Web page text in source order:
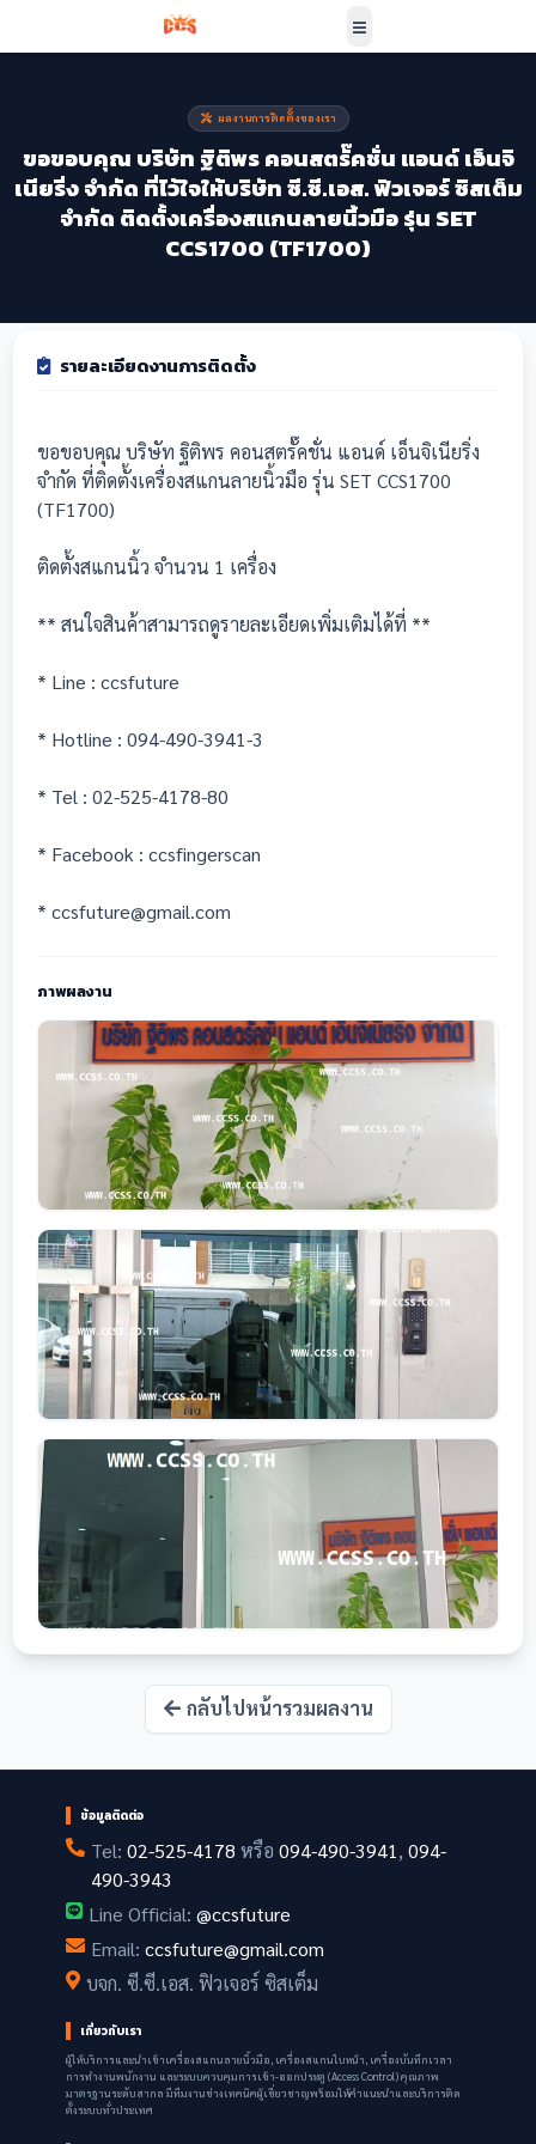
ผลงานการติดตั้งของเรา
ขอขอบคุณ บริษัท ฐิติพร คอนสตรั๊คชั่น แอนด์ เอ็นจิ
เนียริ่ง จำกัด ที่ไว้ใจให้บริษัท ซี.ซี.เอส. ฟิวเจอร์ ซิสเต็ม
จำกัด ติดตั้งเครื่องสแกนลายนิ้วมือ รุ่น SET
CCS1700 (TF1700)
รายละเอียดงานการติดตั้ง
ขอขอบคุณ บริษัท ฐิติพร คอนสตรั๊คชั่น แอนด์ เอ็นจิเนียริ่ง
จำกัด ที่ติดตั้งเครื่องสแกนลายนิ้วมือ รุ่น SET CCS1700
(TF1700)
ติดตั้งสแกนนิ้ว จำนวน 1 เครื่อง
** สนใจสินค้าสามารถดูรายละเอียดเพิ่มเติมได้ที่ **
* Line : ccsfuture
* Hotline : 094-490-3941-3
* Tel : 02-525-4178-80
* Facebook : ccsfingerscan
* ccsfuture@gmail.com
ภาพผลงาน
กลับไปหน้ารวมผลงาน
ข้อมูลติดต่อ
Tel: 02-525-4178 หรือ 094-490-3941 , 094-
490-3943
Line Official: @ccsfuture
Email: ccsfuture@gmail.com
บจก. ซี.ซี.เอส. ฟิวเจอร์ ซิสเต็ม
เกี่ยวกับเรา
ผู้ให้บริการและนำเข้าเครื่องสแกนลายนิ้วมือ, เครื่องสแกนใบหน้า, เครื่องบันทึกเวลา
การทำงานพนักงาน และระบบควบคุมการเข้า-ออกประตู (Access Control) คุณภาพ
มาตรฐานระดับสากล มีทีมงานช่างเทคนิคผู้เชี่ยวชาญพร้อมให้คำแนะนำและบริการติด
ตั้งระบบทั่วประเทศ